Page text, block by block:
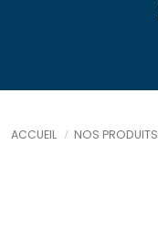
ACCUEIL NOS PRODUITS